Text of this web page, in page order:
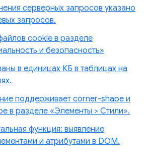
серверных запросов указано
запросов.
cookie в разделе
и безопасность»
в единицах КБ в таблицах на
поддерживает corner-shape и
в разделе «Элементы > Стили».
функция: выявление
и атрибутами в DOM.